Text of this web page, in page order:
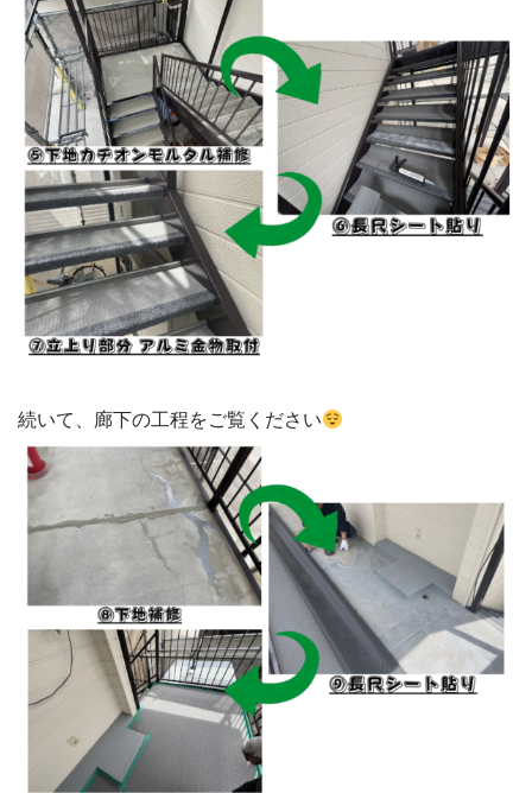
続いて、廊下の工程をご覧ください